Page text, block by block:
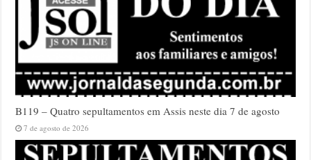
B119 – Quatro sepultamentos em Assis neste dia 7 de agosto
7 de agosto de 2026